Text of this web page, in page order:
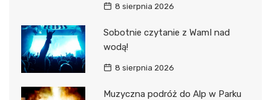
8 sierpnia 2026
Sobotnie czytanie z WamI nad
wodą!
8 sierpnia 2026
Muzyczna podróż do Alp w Parku